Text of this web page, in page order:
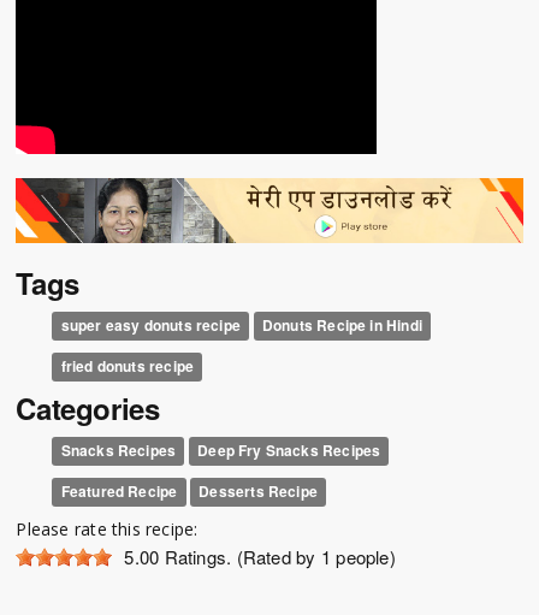
Tags
super easy donuts recipe
Donuts Recipe in Hindi
fried donuts recipe
Categories
Snacks Recipes
Deep Fry Snacks Recipes
Featured Recipe
Desserts Recipe
Please rate this recipe:
5.00 Ratings. (Rated by 1 people)